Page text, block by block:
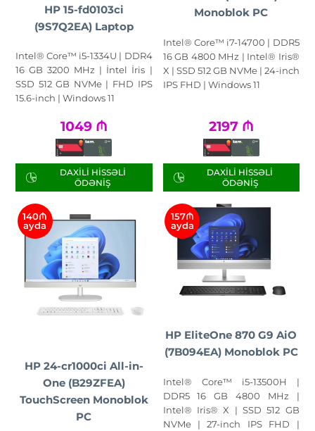
НР 15-fd0103ci
(9S7Q2EA) Laptop
Intel® Core™ i5-1334U | DDR4
16 GB 3200 MHz | İntel İris |
SSD 512 GB NVMe | FHD IPS
15.6-inch | Windows 11
1049 ₼
DAXILI HISSƏLI
ÖDƏNIŞ
Monoblok PC
Intel® Core™ i7-14700 | DDR5
16 GB 4800 MHz | Intel® Iris®
X | SSD 512 GB NVMe | 24-inch
IPS FHD | Windows 11
2197 ₼
DAXILI HISSƏLI
ÖDƏNIŞ
140₼
ayda
HP 24-cr1000ci All-in-
One (B29ZFEA)
TouchScreen Monoblok
PC
157₼
ayda
HP EliteOne 870 G9 AiO
(7B094EA) Monoblok PC
Intel® Core™ i5-13500H |
DDR5 16 GB 4800 MHz |
Intel® Iris® X | SSD 512 GB
NVMe | 27-inch IPS FHD |